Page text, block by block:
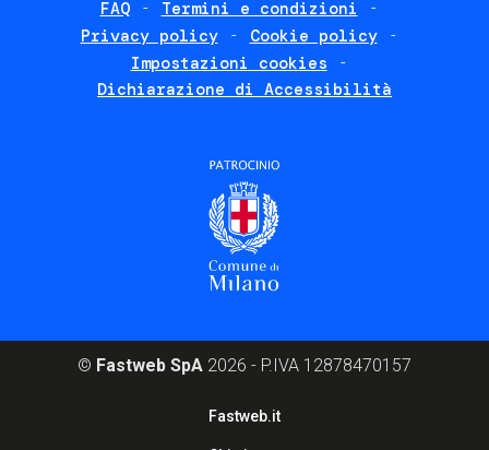
FAQ
Termini e condizioni
Privacy policy
Cookie policy
Impostazioni cookies
Dichiarazione di Accessibilità
© Fastweb SpA 2026 - P.IVA 12878470157
Fastweb.it